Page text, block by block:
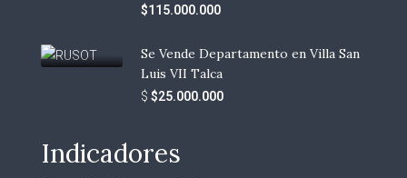
$115.000.000
Se Vende Departamento en Villa San
Luis VII Talca
$ $25.000.000
Indicadores